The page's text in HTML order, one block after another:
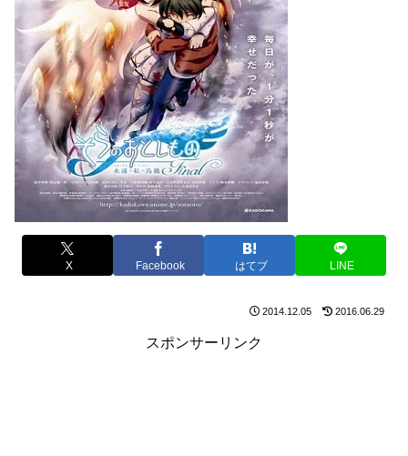
X Facebook はてブ LINE
2014.12.05 2016.06.29
スポンサーリンク